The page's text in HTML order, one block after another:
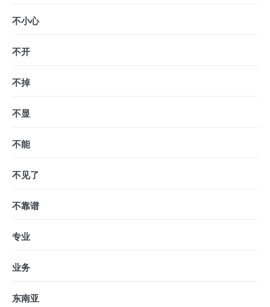
不小心
不开
不掉
不显
不能
不见了
不靠谱
专业
业务
东南亚